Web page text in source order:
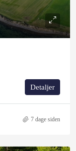
Detaljer
7 dage siden